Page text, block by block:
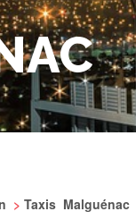
> Taxis Malguénac